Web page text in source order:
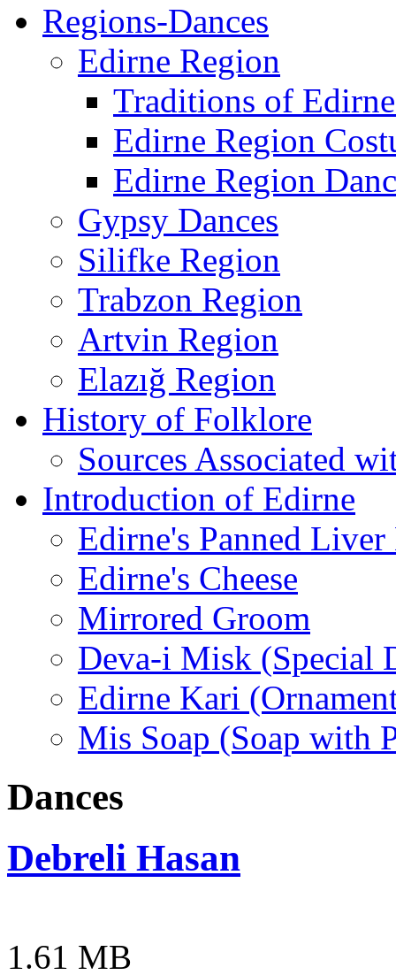
Regions-Dances
Edirne Region
Traditions of
Edirne Region
Edirne Region
Gypsy Dances
Silifke Region
Trabzon Region
Artvin Region
Elazığ Region
History of Folklore
Sources Associated
Introduction of Edirne
Edirne's Panned
Edirne's Cheese
Mirrored Groom
Deva-i Misk (Special
Edirne Kari
Mis Soap (Soap with
Dances
Debreli Hasan
1.61 MB